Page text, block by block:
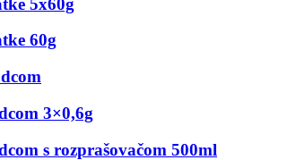
60g
3×0,6g
s rozprašovačom 500ml